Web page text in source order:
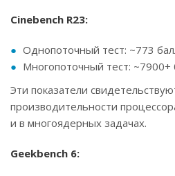
Cinebench R23:
Однопоточный тест: ~773
Многопоточный тест: ~7900+
Эти показатели
производительности
и в многоядерных задачах.
Geekbench 6: